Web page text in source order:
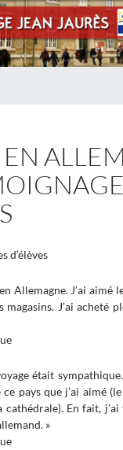
d’élèves
Allemagne. J’ai aimé
magasins. J’ai acheté
était
ce pays que j’ai aimé
En fait, j’ai
»